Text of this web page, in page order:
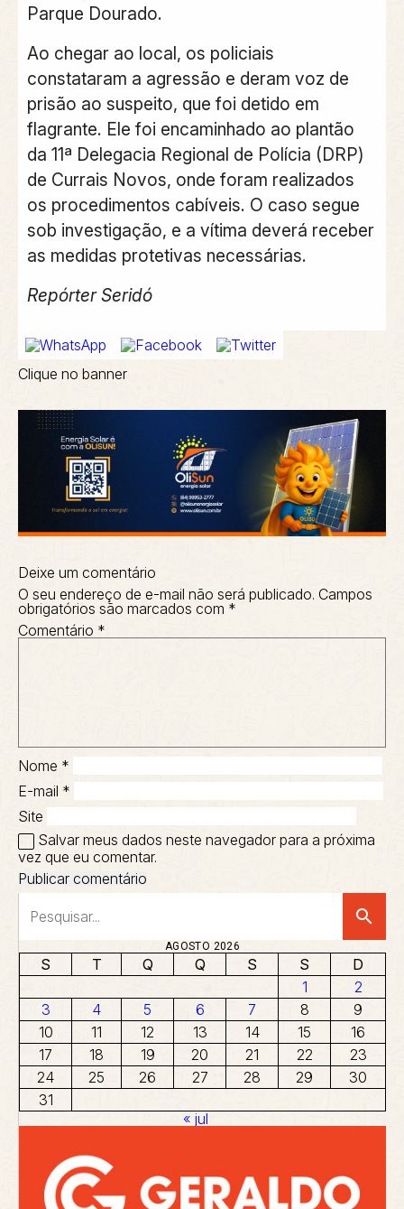
Parque Dourado.
Ao chegar ao local, os policiais
constataram a agressão e deram voz de
prisão ao suspeito, que foi detido em
flagrante. Ele foi encaminhado ao plantão
da 11ª Delegacia Regional de Polícia (DRP)
de Currais Novos, onde foram realizados
os procedimentos cabíveis. O caso segue
sob investigação, e a vítima deverá receber
as medidas protetivas necessárias.
Repórter Seridó
Clique no banner
Deixe um comentário
O seu endereço de e-mail não será publicado. Campos
obrigatórios são marcados com *
Comentário *
Nome *
E-mail *
Site
Salvar meus dados neste navegador para a próxima
vez que eu comentar.
search
AGOSTO 2026
S T Q Q S S
D
1
2
3
4 5 6 7 8
9
10
11 12 13 14 15
16
17
18 19 20 21 22
23
24
25 26 27 28 29
30
31
« jul